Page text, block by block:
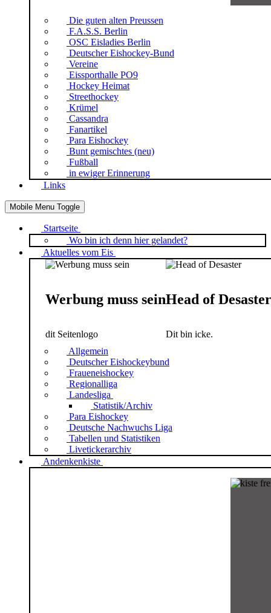
Die guten alten Preussen
F.A.S.S. Berlin
OSC Eisladies Berlin
Deutscher Eishockey-Bund
Vereine
Eissporthalle PO9
Hockey Heimat
Streethockey
Krümel
Cassandra
Fanartikel
Para Eishockey
Bunt gemischtes (neu)
Fußball
in ewiger Erinnerung
Links
Mobile Menu Toggle
Startseite
Wo bin ich denn hier gelandet?
Aktuelles vom Eis
Werbung muss sein
dit Seitenlogo
Head of Desaster
Dit bin icke.
Allgemein
Deutscher Eishockeybund
Fraueneishockey
Regionalliga
Landesliga
Statistik/Archiv
Para Eishockey
Deutsche Nachwuchs Liga
Tabellen und Statistiken
Livetickerarchiv
Andenkenkiste